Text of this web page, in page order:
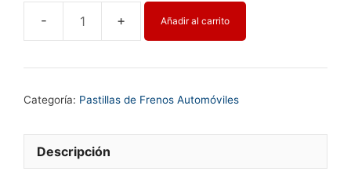
PASTILLAS
FRENOS
NISSAN
1.8/
Añadir al carrito
Categoría: Pastillas de Frenos Automóviles
Descripción